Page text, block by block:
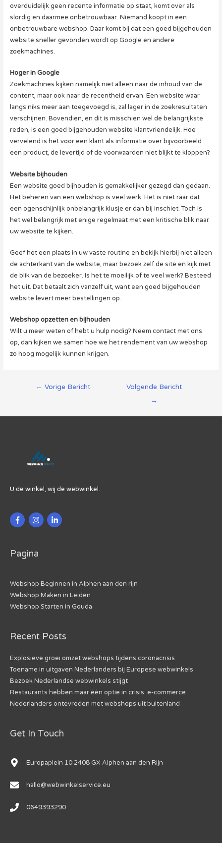
overduidelijk geen recente informatie op staat, komt over als
slordig en daarmee onbetrouwbaar. Niemand koopt in een
onbetrouwbare webshop. Daar komt bij dat een goed bijgehouden
website sneller gevonden wordt op Google en andere
zoekmachines.
Hoger in Google
Zoekmachines kijken namelijk niet alleen naar de inhoud van de
content, maar ook naar de recentheid ervan. Een website waar
langs niks meer aan toegevoegd is, zal lager in de zoekresultaten
verschijnen. Bovendien, en dit is misschien wel de belangrijkste
reden, is een goed bijgehouden website klantvriendelijk. Hoe
vervelend is het voor een klant als informatie over bijvoorbeeld
een product, de levertijd of de voorwaarden niet blijkt te kloppen?
Website bijhouden
Een website goed bijhouden is gemakkelijker gezegd dan gedaan.
Het beheren van een webshop is veel werk. Het is niet raar dat
een ogenschijnlijk onbelangrijk klusje er dan bij inschiet. Toch is
het wel belangrijk met enige regelmaat met een kritische blik naar
uw website te kijken.
Geef het een plaats in uw vaste routine en bekijk hierbij niet alleen
de achterkant van de website, maar bezoek zelf de site en kijk met
de blik van de bezoeker. Is het te moeilijk of te veel werk? Besteed
het uit. Dat betaalt zich vanzelf uit, want een goed bijgehouden
website levert meer bestellingen op.
Webshop opzetten en bijhouden
Wilt u meer weten of hebt u hulp nodig? Neem contact met ons
op, dan kijken we samen hoe we het rendement van uw webshop
zo hoog mogelijk kunnen krijgen.
Berichtnavigatie
← Vorige Bericht
Volgende Bericht
→
U de winkel, wij de webwinkel.
Pagina
Webshop Beginnen in Alphen aan den rijn
Webshop Maken in Leiden
Webshop Starten in Gouda
Recent Posts
Explosieve groei omzet webshops tijdens coronacrisis
Toename in uitgaven Nederlanders bij Europese webwinkels
Bezoek Nederlandse webwinkels stijgt
Restaurants hebben maar één optie in crisis: e-commerce
Nederlanders ontevreden met webshops uit buitenland
Get In Touch
Europaplein 10 2408 GX Alphen aan den Rijn
hallo@webwinkelservice.eu
0649393290